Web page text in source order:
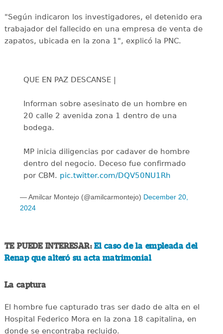
"Según indicaron los investigadores, el detenido era
trabajador del fallecido en una empresa de venta de
zapatos, ubicada en la zona 1", explicó la PNC.
QUE EN PAZ DESCANSE |
Informan sobre asesinato de un hombre en
20 calle 2 avenida zona 1 dentro de una
bodega.
MP inicia diligencias por cadaver de hombre
dentro del negocio. Deceso fue confirmado
por CBM. pic.twitter.com/DQV50NU1Rh
— Amilcar Montejo (@amilcarmontejo) December 20,
2024
TE PUEDE INTERESAR:El caso de la empleada del
Renap que alteró su acta matrimonial
La captura
El hombre fue capturado tras ser dado de alta en el
Hospital Federico Mora en la zona 18 capitalina, en
donde se encontraba recluido.